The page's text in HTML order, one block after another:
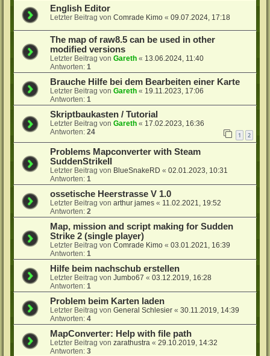
English Editor
Letzter Beitrag vonComrade Kimo «09.07.2024, 17:18
The map of raw8.5 can be used in other
modified versions
Letzter Beitrag vonGareth « 13.06.2024, 11:40
Antworten:1
Brauche Hilfe bei dem Bearbeiten einer Karte
Letzter Beitrag vonGareth « 19.11.2023, 17:06
Antworten:1
Skriptbaukasten / Tutorial
Letzter Beitrag vonGareth « 17.02.2023, 16:36
Antworten:24 1 2
Problems Mapconverter with Steam
SuddenStrikeII
Letzter Beitrag von BlueSnakeRD «02.01.2023, 10:31
Antworten:1
ossetische Heerstrasse V 1.0
Letzter Beitrag vonarthur james « 11.02.2021, 19:52
Antworten:2
Map, mission and script making for Sudden
Strike 2 (single player)
Letzter Beitrag vonComrade Kimo «03.01.2021, 16:39
Antworten:1
Hilfe beim nachschub erstellen
Letzter Beitrag vonJumbo67 «03.12.2019, 16:28
Antworten:1
Problem beim Karten laden
Letzter Beitrag vonGeneral Schlesier «30.11.2019, 14:39
Antworten:4
MapConverter: Help with file path
Letzter Beitrag vonzarathustra «29.10.2019, 14:32
Antworten:3